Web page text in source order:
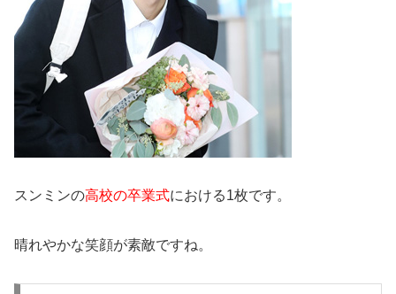
スンミンの高校の卒業式における1枚です。
晴れやかな笑顔が素敵ですね。